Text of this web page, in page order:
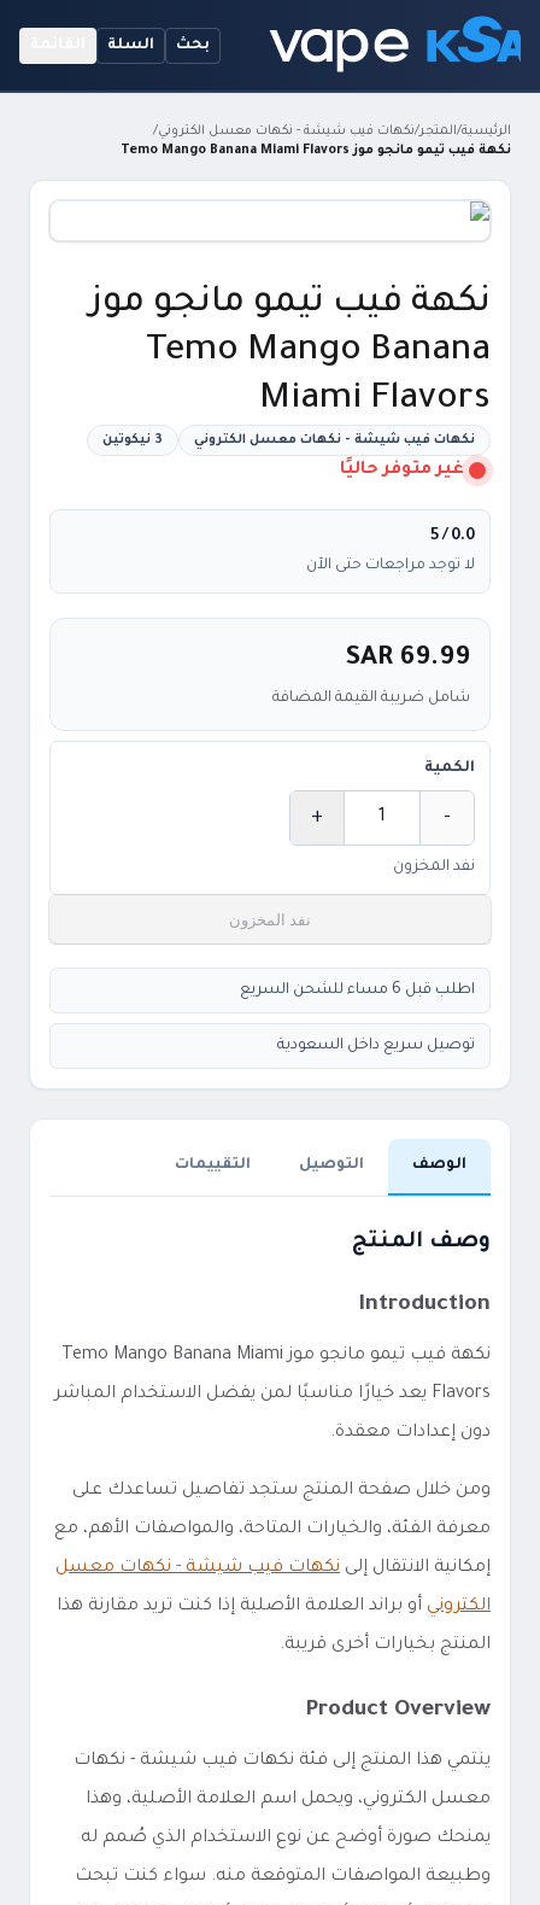
بحث السلة
الرئيسية/المتجر/نكهات فيب شيشة - نكهات معسل الكتروني/
نكهة فيب تيمو مانجو موز Temo Mango Banana Miami Flavors
نكهة فيب تيمو مانجو موز
Temo Mango Banana
Miami Flavors
نكهات فيب شيشة - نكهات معسل الكتروني 3 نيكوتين
غير متوفر حاليًا
0.0
/ 5
لا توجد مراجعات حتى الآن
SAR 69.99
شامل ضريبة القيمة المضافة
الكمية
-
+
نفد المخزون
نفد المخزون
اطلب قبل 6 مساء للشحن السريع
توصيل سريع داخل السعودية
الوصف التوصيل التقييمات
وصف المنتج
Introduction
نكهة فيب تيمو مانجو موز Temo Mango Banana Miami
Flavors يعد خيارًا مناسبًا لمن يفضل الاستخدام المباشر
دون إعدادات معقدة.
ومن خلال صفحة المنتج ستجد تفاصيل تساعدك على
معرفة الفئة، والخيارات المتاحة، والمواصفات الأهم، مع
إمكانية الانتقال إلى نكهات فيب شيشة - نكهات معسل
الكتروني أو براند العلامة الأصلية إذا كنت تريد مقارنة هذا
المنتج بخيارات أخرى قريبة.
Product Overview
ينتمي هذا المنتج إلى فئة نكهات فيب شيشة - نكهات
معسل الكتروني، ويحمل اسم العلامة الأصلية، وهذا
يمنحك صورة أوضح عن نوع الاستخدام الذي صُمم له
وطبيعة المواصفات المتوقعة منه. سواء كنت تبحث